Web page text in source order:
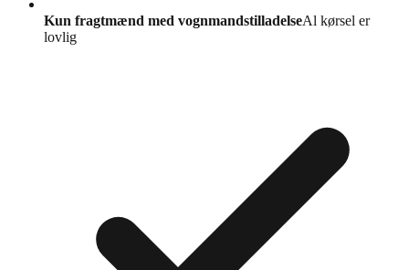
Kun fragtmænd med vognmandstilladelseAl kørsel er
lovlig